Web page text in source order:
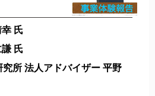
氏
氏
所 法人アドバイザー 平野